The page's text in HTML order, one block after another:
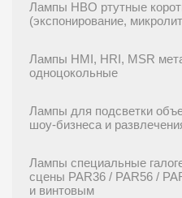
Лампы HBO ртутные
(экспонирование,
Лампы HMI, HRI, MSR
одноцокольные
Лампы для подсветки
шоу-бизнеса и
Лампы специальные
сцены PAR36 / PAR56 /
и винтовым